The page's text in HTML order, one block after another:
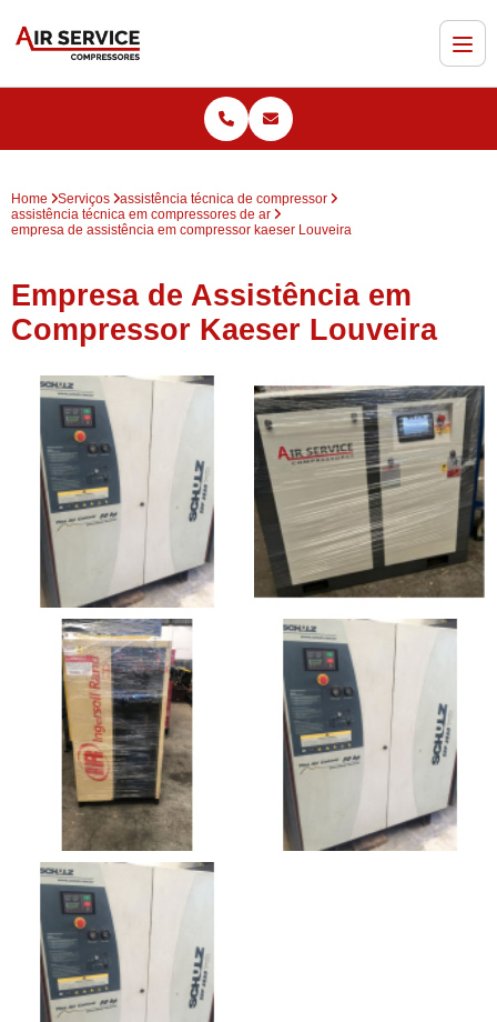
Home Serviços
assistência técnica de compressor
assistência técnica em compressores de ar
empresa de assistência em compressor kaeser Louveira
Empresa de Assistência em
Compressor Kaeser Louveira